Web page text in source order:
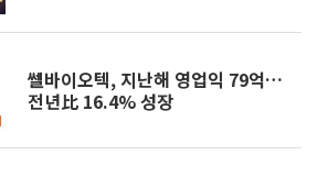
쎌바이오텍, 지난해 영업익 79억…
전년比 16.4% 성장